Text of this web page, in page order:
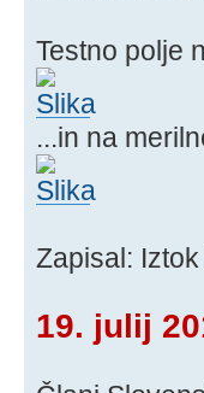
Testno polje
...in na
Zapisal:
19. julij